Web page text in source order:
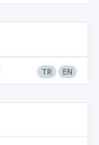
TR EN